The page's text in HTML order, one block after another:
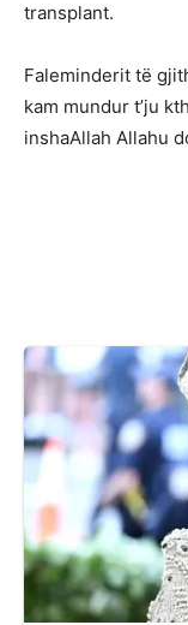
transplant.
Faleminderit të
kam mundur t’ju
inshaAllah Allahu